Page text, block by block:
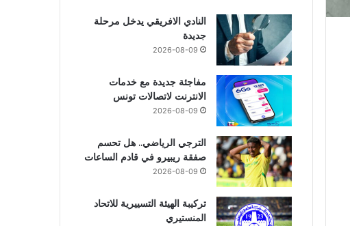
النادي الافريقي يدخل مرحلة
جديدة
2026-08-09
مفاجئة جديدة مع خدمات
الانترنت لاتصالات تونس
2026-08-09
الترجي الرياضي.. هل تحسم
صفقة ريبيرو في قادم الساعات
2026-08-09
تركيبة الهيئة التسييرية للاتحاد
المنستيري